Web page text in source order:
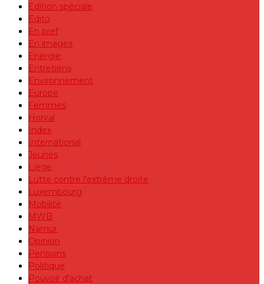
Edition spéciale
Edito
En bref
En images
Energie
Entretiens
Environnement
Europe
Femmes
Horval
Index
International
Jeunes
Liège
Lutte contre l'extrême droite
Luxembourg
Mobilité
MWB
Namur
Opinion
Pensions
Politique
Pouvoir d'achat